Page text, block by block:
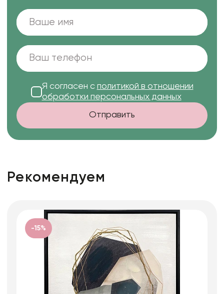
Я согласен с политикой в отношении
обработки персональных данных
Отправить
Рекомендуем
-15%